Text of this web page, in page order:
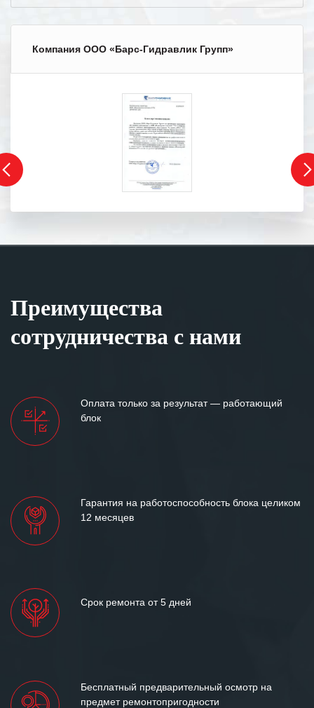
Компания ООО «Барс-Гидравлик Групп»
Преимущества
сотрудничества с нами
Оплата только за результат — работающий
блок
Гарантия на работоспособность блока целиком
12 месяцев
Срок ремонта от 5 дней
Бесплатный предварительный осмотр на
предмет ремонтопригодности